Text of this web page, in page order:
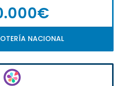
NACIONAL